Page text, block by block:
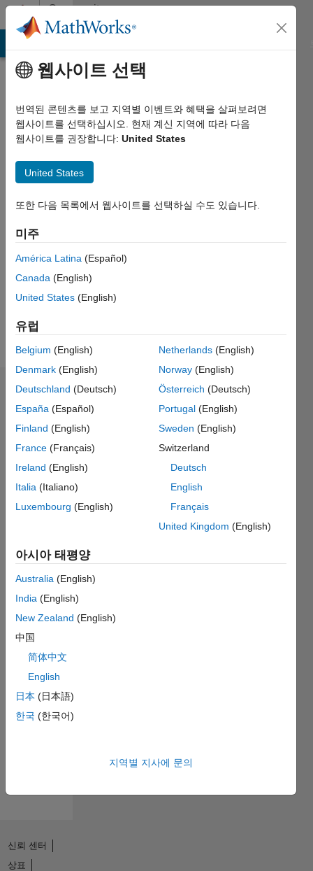
콘텐츠로 바로 가기
Community
Profile
Greg
2013년부터
Follow
메시지
추천
Please
endorse
this
person
in a skill
No
Endorsements
웹사이트 선택
번역된 콘텐츠를 보고 지역별 이벤트와 혜택을 살펴보려면
웹사이트를 선택하십시오. 현재 계신 지역에 따라 다음
웹사이트를 권장합니다: United States
United States
또한 다음 목록에서 웹사이트를 선택하실 수도 있습니다.
미주
América Latina (Español)
Canada (English)
United States (English)
유럽
Belgium (English)
Denmark (English)
Deutschland (Deutsch)
España (Español)
Finland (English)
France (Français)
Ireland (English)
Italia (Italiano)
Luxembourg (English)
Netherlands(English)
Norway(English)
Österreich (Deutsch)
Portugal(English)
Sweden (English)
Switzerland
Deutsch
English
Français
United Kingdom (English)
아시아 태평양
Australia (English)
India (English)
New Zealand (English)
中国
简体中文
English
日本 (日本語)
한국 (한국어)
지역별 지사에 문의
신뢰 센터
상표